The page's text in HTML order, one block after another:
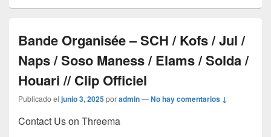
Bande Organisée – SCH / Kofs / Jul /
Naps / Soso Maness / Elams / Solda /
Houari // Clip Officiel
Publicado el junio 3, 2025poradmin—No hay comentarios ↓
Contact Us on Threema